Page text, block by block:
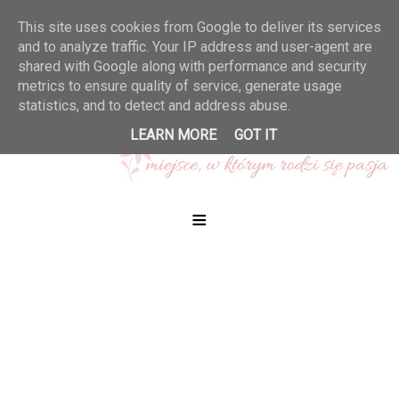
≡
This site uses cookies from Google to deliver its services
and to analyze traffic. Your IP address and user-agent are
shared with Google along with performance and security
metrics to ensure quality of service, generate usage
statistics, and to detect and address abuse.
LEARN MORE
GOT IT